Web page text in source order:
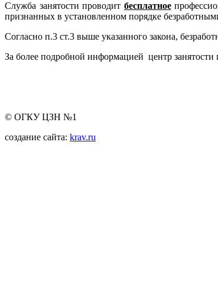
Служба занятости проводит бесплатное
признанных в установленном порядке
Согласно п.3 ст.3 выше указанного закона,
За более подробной информацией центр занятости
© ОГКУ ЦЗН №1
создание сайта: krav.ru